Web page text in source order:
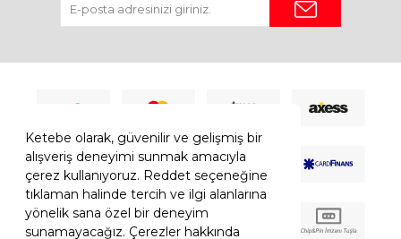
Ketebe olarak, güvenilir ve gelişmiş bir
alışveriş deneyimi sunmak amacıyla
çerez kullanıyoruz. Reddet seçeneğine
tıklaman halinde tercih ve ilgi alanlarına
yönelik sana özel bir deneyim
sunamayacağız. Çerezler hakkında